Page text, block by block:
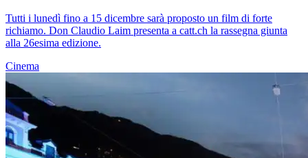
Tutti i lunedì fino a 15 dicembre sarà proposto un film di forte
richiamo. Don Claudio Laim presenta a catt.ch la rassegna giunta
alla 26esima edizione.
Cinema